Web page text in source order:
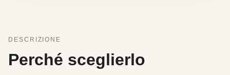
DESCRIZIONE
Perché sceglierlo